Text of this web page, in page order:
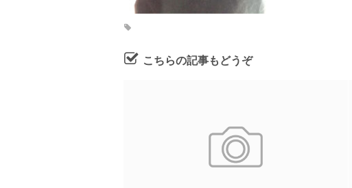
こちらの記事もどうぞ